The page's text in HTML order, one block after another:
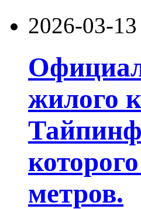
2026-03-13
жилого
метров.